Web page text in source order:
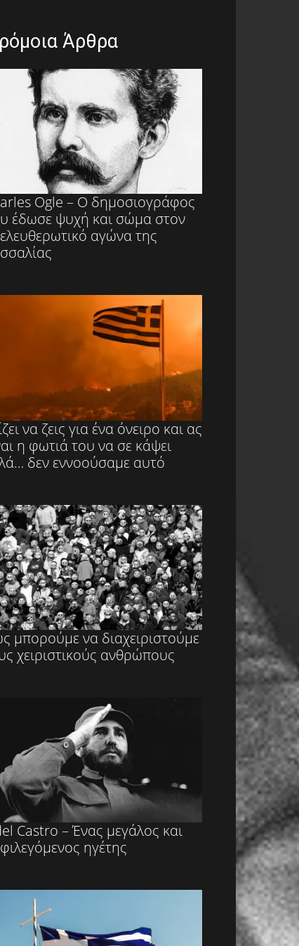
Άρθρα
Ogle – Ο δημοσιογράφος
έδωσε ψυχή και σώμα στον
αγώνα της
να ζεις για ένα όνειρο και ας
η φωτιά του να σε κάψει
δεν εννοούσαμε αυτό
μπορούμε να διαχειριστούμε
χειριστικούς ανθρώπους
Castro – Ένας μεγάλος και
ηγέτης